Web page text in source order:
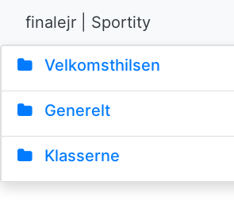
finalejr | Sportity
Velkomsthilsen
Generelt
Klasserne